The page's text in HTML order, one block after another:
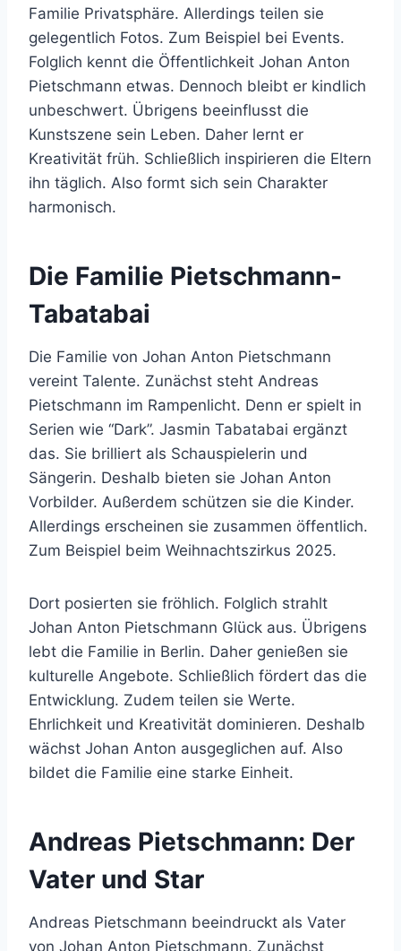
Familie Privatsphäre. Allerdings teilen sie
gelegentlich Fotos. Zum Beispiel bei Events.
Folglich kennt die Öffentlichkeit Johan Anton
Pietschmann etwas. Dennoch bleibt er kindlich
unbeschwert. Übrigens beeinflusst die
Kunstszene sein Leben. Daher lernt er
Kreativität früh. Schließlich inspirieren die Eltern
ihn täglich. Also formt sich sein Charakter
harmonisch.
Die Familie Pietschmann-
Tabatabai
Die Familie von Johan Anton Pietschmann
vereint Talente. Zunächst steht Andreas
Pietschmann im Rampenlicht. Denn er spielt in
Serien wie “Dark”. Jasmin Tabatabai ergänzt
das. Sie brilliert als Schauspielerin und
Sängerin. Deshalb bieten sie Johan Anton
Vorbilder. Außerdem schützen sie die Kinder.
Allerdings erscheinen sie zusammen öffentlich.
Zum Beispiel beim Weihnachtszirkus 2025.
Dort posierten sie fröhlich. Folglich strahlt
Johan Anton Pietschmann Glück aus. Übrigens
lebt die Familie in Berlin. Daher genießen sie
kulturelle Angebote. Schließlich fördert das die
Entwicklung. Zudem teilen sie Werte.
Ehrlichkeit und Kreativität dominieren. Deshalb
wächst Johan Anton ausgeglichen auf. Also
bildet die Familie eine starke Einheit.
Andreas Pietschmann: Der
Vater und Star
Andreas Pietschmann beeindruckt als Vater
von Johan Anton Pietschmann. Zunächst